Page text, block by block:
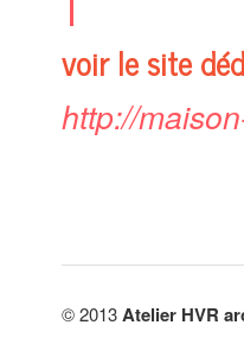
voir le site
http://
© 2013Atelier HVR